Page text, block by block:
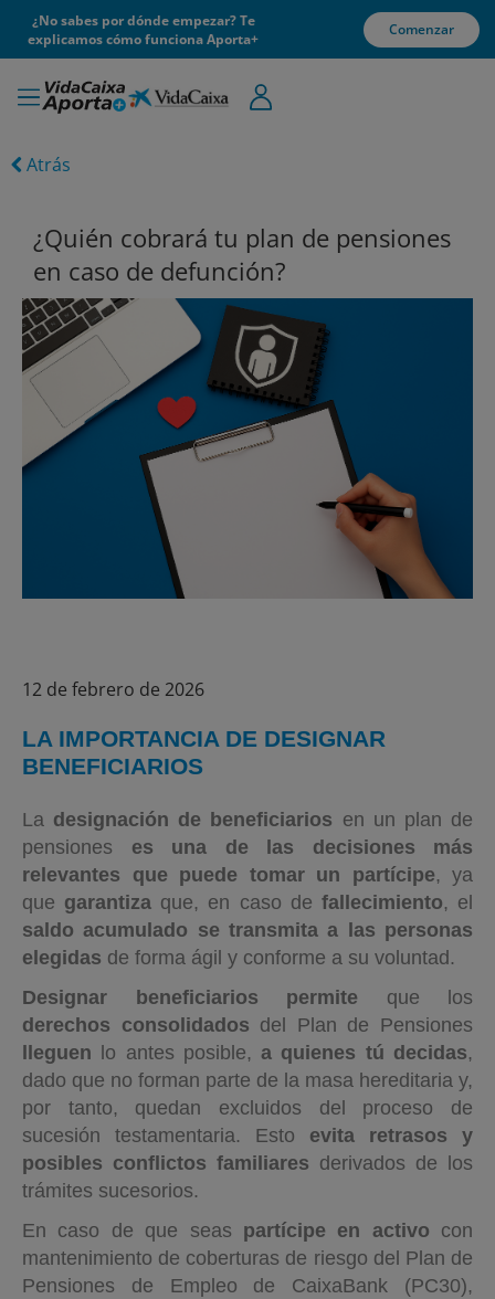
¿No sabes por dónde empezar? Te
explicamos cómo funciona Aporta+
Comenzar
Atrás
¿Quién cobrará tu plan de pensiones
en caso de defunción?
12 de febrero de 2026
LA IMPORTANCIA DE DESIGNAR
BENEFICIARIOS
La designación de beneficiarios en un plan de
pensiones es una de las decisiones más
relevantes que puede tomar un partícipe, ya
que garantiza que, en caso de fallecimiento, el
saldo acumulado se transmita a las personas
elegidas de forma ágil y conforme a su voluntad.
Designar beneficiarios permite que los
derechos consolidados del Plan de Pensiones
lleguen lo antes posible,a quienes tú decidas,
dado que no forman parte de la masa hereditaria y,
por tanto, quedan excluidos del proceso de
sucesión testamentaria. Esto evita retrasos y
posibles conflictos familiares derivados de los
trámites sucesorios.
En caso de que seas partícipe en activo con
mantenimiento de coberturas de riesgo del Plan de
Pensiones de Empleo de CaixaBank (PC30),